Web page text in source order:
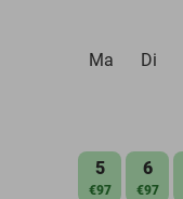
Ma
Di
5
€97
6
€97